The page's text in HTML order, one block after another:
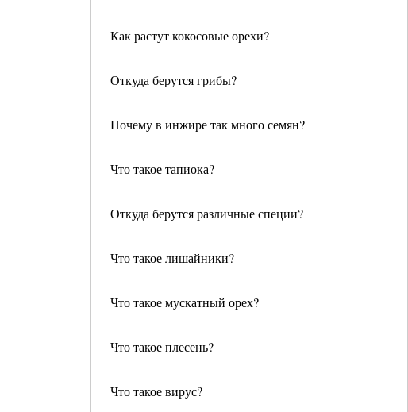
Как растут кокосовые орехи?
Откуда берутся грибы?
Почему в инжире так много семян?
Что такое тапиока?
Откуда берутся различные специи?
Что такое лишайники?
Что такое мускатный орех?
Что такое плесень?
Что такое вирус?